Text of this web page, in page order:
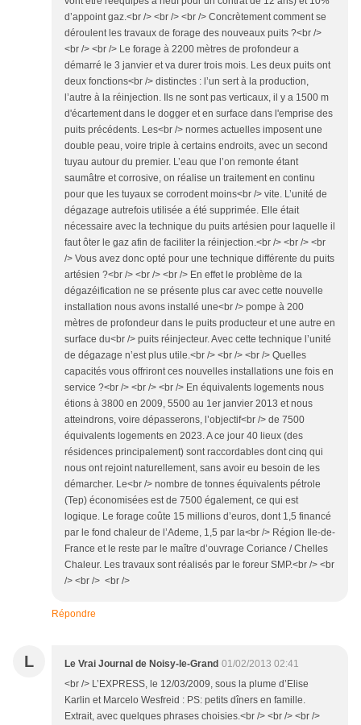
d’appoint gaz.<br /> <br /> <br /> Concrètement comment se
déroulent les travaux de forage des nouveaux puits ?<br />
<br /> <br /> Le forage à 2200 mètres de profondeur a
démarré le 3 janvier et va durer trois mois. Les deux puits ont
deux fonctions<br /> distinctes : l’un sert à la production,
l’autre à la réinjection. Ils ne sont pas verticaux, il y a 1500 m
d'écartement dans le dogger et en surface dans l'emprise des
puits précédents. Les<br /> normes actuelles imposent une
double peau, voire triple à certains endroits, avec un second
tuyau autour du premier. L’eau que l’on remonte étant
saumâtre et corrosive, on réalise un traitement en continu
pour que les tuyaux se corrodent moins<br /> vite. L’unité de
dégazage autrefois utilisée a été supprimée. Elle était
nécessaire avec la technique du puits artésien pour laquelle il
faut ôter le gaz afin de faciliter la réinjection.<br /> <br /> <br
/> Vous avez donc opté pour une technique différente du puits
artésien ?<br /> <br /> <br /> En effet le problème de la
dégazéification ne se présente plus car avec cette nouvelle
installation nous avons installé une<br /> pompe à 200
mètres de profondeur dans le puits producteur et une autre en
surface du<br /> puits réinjecteur. Avec cette technique l’unité
de dégazage n’est plus utile.<br /> <br /> <br /> Quelles
capacités vous offriront ces nouvelles installations une fois en
service ?<br /> <br /> <br /> En équivalents logements nous
étions à 3800 en 2009, 5500 au 1er janvier 2013 et nous
atteindrons, voire dépasserons, l’objectif<br /> de 7500
équivalents logements en 2023. A ce jour 40 lieux (des
résidences principalement) sont raccordables dont cinq qui
nous ont rejoint naturellement, sans avoir eu besoin de les
démarcher. Le<br /> nombre de tonnes équivalents pétrole
(Tep) économisées est de 7500 également, ce qui est
logique. Le forage coûte 15 millions d’euros, dont 1,5 financé
par le fond chaleur de l’Ademe, 1,5 par la<br /> Région Ile-de-
France et le reste par le maître d’ouvrage Coriance / Chelles
Chaleur. Les travaux sont réalisés par le foreur SMP.<br /> <br
/> <br /> <br />
Répondre
L Le Vrai Journal de Noisy-le-Grand 01/02/2013 02:41
<br /> L’EXPRESS, le 12/03/2009, sous la plume d’Elise
Karlin et Marcelo Wesfreid : PS: petits dîners en famille.
Extrait, avec quelques phrases choisies.<br /> <br /> <br />